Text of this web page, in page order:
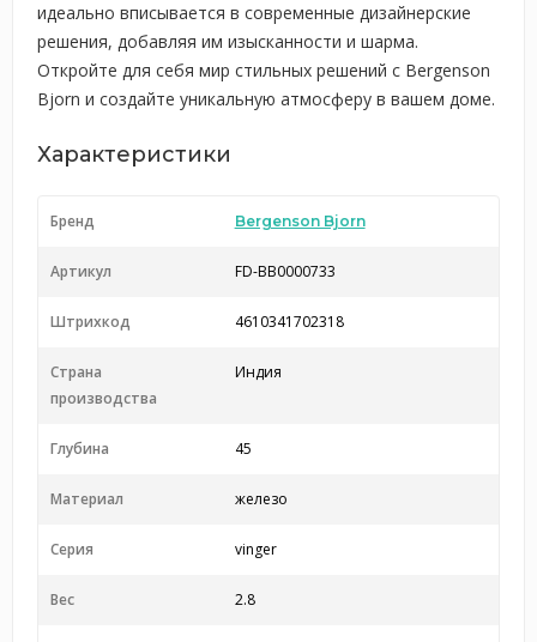
идеально вписывается в современные дизайнерские
решения, добавляя им изысканности и шарма.
Откройте для себя мир стильных решений с Bergenson
Bjorn и создайте уникальную атмосферу в вашем доме.
Характеристики
Бренд Bergenson Bjorn
Артикул FD-BB0000733
Штрихкод 4610341702318
Страна
производства
Индия
Глубина 45
Материал железо
Серия vinger
Вес 2.8